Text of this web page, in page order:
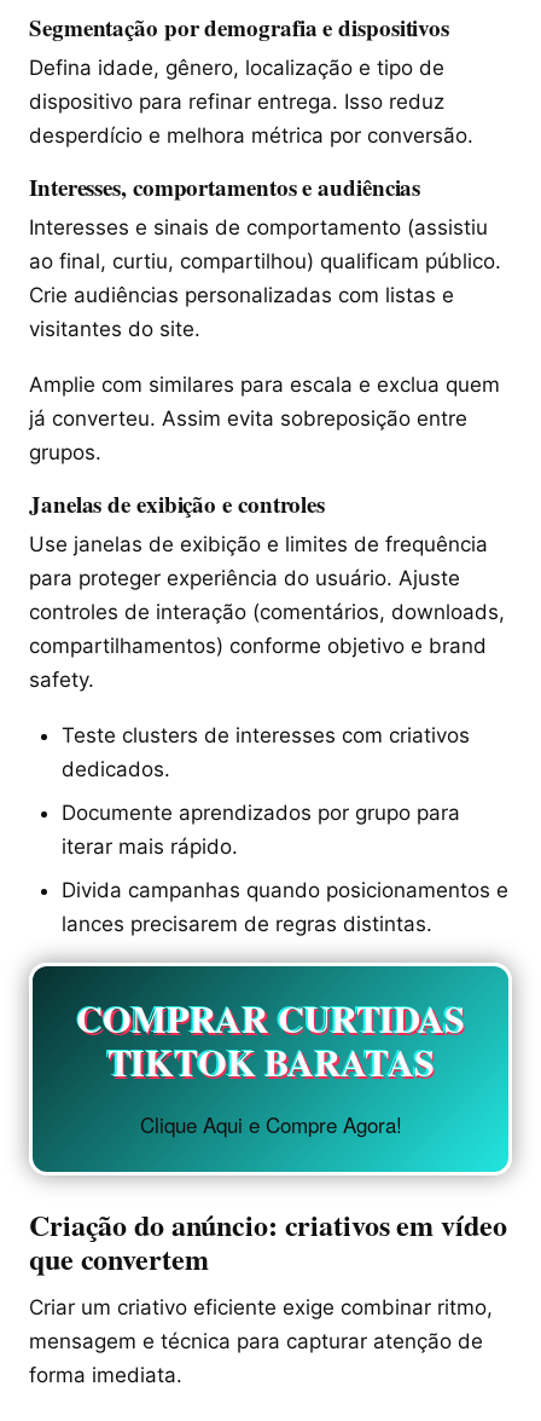
Segmentação por demografia e dispositivos
Defina idade, gênero, localização e tipo de
dispositivo para refinar entrega. Isso reduz
desperdício e melhora métrica por conversão.
Interesses, comportamentos e audiências
Interesses e sinais de comportamento (assistiu
ao final, curtiu, compartilhou) qualificam público.
Crie audiências personalizadas com listas e
visitantes do site.
Amplie com similares para escala e exclua quem
já converteu. Assim evita sobreposição entre
grupos.
Janelas de exibição e controles
Use janelas de exibição e limites de frequência
para proteger experiência do usuário. Ajuste
controles de interação (comentários, downloads,
compartilhamentos) conforme objetivo e brand
safety.
Teste clusters de interesses com criativos
dedicados.
Documente aprendizados por grupo para
iterar mais rápido.
Divida campanhas quando posicionamentos e
lances precisarem de regras distintas.
COMPRAR CURTIDAS
TIKTOK BARATAS
Clique Aqui e Compre Agora!
Criação do anúncio: criativos em vídeo
que convertem
Criar um criativo eficiente exige combinar ritmo,
mensagem e técnica para capturar atenção de
forma imediata.